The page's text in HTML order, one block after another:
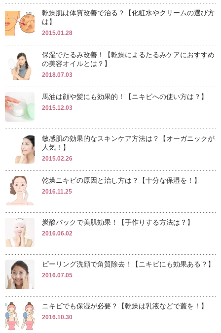
乾燥肌は体質改善で治る？【化粧水やクリームの選び方
は】
2015.01.28
保湿でたるみ改善！【乾燥によるたるみケアにおすすめ
の美容オイルとは？】
2018.07.03
馬油は顔や髪にも効果的！【ニキビへの使い方は？】
2015.12.03
敏感肌の効果的なスキンケア方法は？【オーガニックが
人気！】
2015.02.26
乾燥ニキビの原因と治し方は？【十分な保湿を！】
2016.11.25
炭酸パックで美肌効果！【手作りする方法は？】
2016.06.02
ピーリング洗顔で角質除去！【ニキビにも効果ある？】
2016.07.05
ニキビでも保湿が必要？【乾燥は乳液などで蓋を！】
2016.10.30